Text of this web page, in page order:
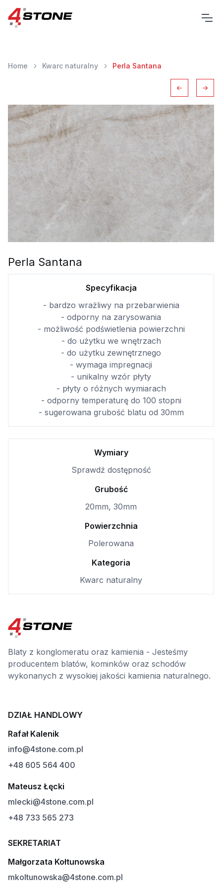
Home Kwarc naturalny Perla Santana
Perla Santana
Specyfikacja
- bardzo wrażliwy na przebarwienia
- odporny na zarysowania
- możliwość podświetlenia powierzchni
- do użytku we wnętrzach
- do użytku zewnętrznego
- wymaga impregnacji
- unikalny wzór płyty
- płyty o różnych wymiarach
- odporny temperaturę do 100 stopni
- sugerowana grubość blatu od 30mm
Wymiary
Sprawdź dostępność
Grubość
20mm, 30mm
Powierzchnia
Polerowana
Kategoria
Kwarc naturalny
Blaty z konglomeratu oraz kamienia - Jesteśmy
producentem blatów, kominków oraz schodów
wykonanych z wysokiej jakości kamienia naturalnego.
DZIAŁ HANDLOWY
Rafał Kalenik
info@4stone.com.pl
+48 605 564 400
Mateusz Łęcki
mlecki@4stone.com.pl
+48 733 565 273
SEKRETARIAT
Małgorzata Kołtunowska
mkoltunowska@4stone.com.pl